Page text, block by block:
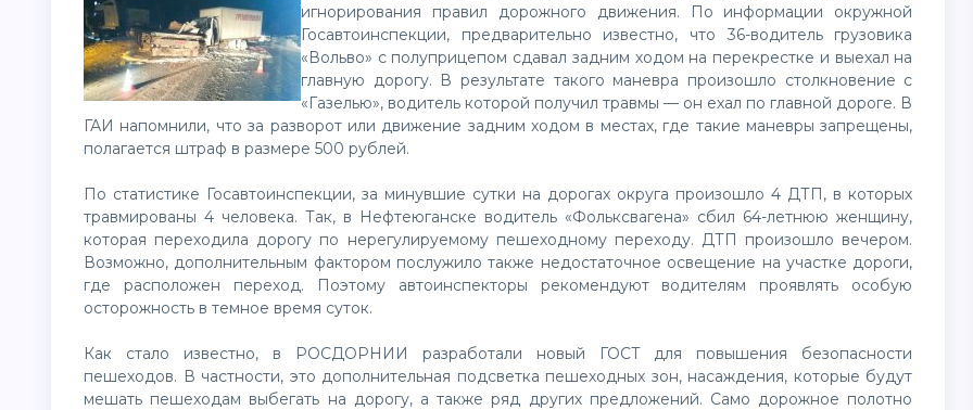
игнорирования правил дорожного движения. По информации окружной
Госавтоинспекции, предварительно известно, что 36-водитель грузовика
«Вольво» с полуприцепом сдавал задним ходом на перекрестке и выехал на
главную дорогу. В результате такого маневра произошло столкновение с
«Газелью», водитель которой получил травмы — он ехал по главной дороге. В
ГАИ напомнили, что за разворот или движение задним ходом в местах, где такие маневры запрещены,
полагается штраф в размере 500 рублей.
По статистике Госавтоинспекции, за минувшие сутки на дорогах округа произошло 4 ДТП, в которых
травмированы 4 человека. Так, в Нефтеюганске водитель «Фольксвагена» сбил 64-летнюю женщину,
которая переходила дорогу по нерегулируемому пешеходному переходу. ДТП произошло вечером.
Возможно, дополнительным фактором послужило также недостаточное освещение на участке дороги,
где расположен переход. Поэтому автоинспекторы рекомендуют водителям проявлять особую
осторожность в темное время суток.
Как стало известно, в РОСДОРНИИ разработали новый ГОСТ для повышения безопасности
пешеходов. В частности, это дополнительная подсветка пешеходных зон, насаждения, которые будут
мешать пешеходам выбегать на дорогу, а также ряд других предложений. Само дорожное полотно